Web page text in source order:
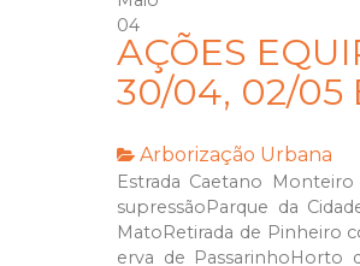
04
AÇÕES
30/04, 02/05
Arborização Urbana
Estrada Caetano
supressãoParque da
MatoRetirada de Pinheiro
erva de PassarinhoHorto